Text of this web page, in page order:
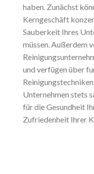
haben. Zunächst
Kerngeschäft
Sauberkeit Ihres
müssen. Außerdem
und verfügen über
Unternehmen stets
für die Gesundheit
Zufriedenheit Ihrer